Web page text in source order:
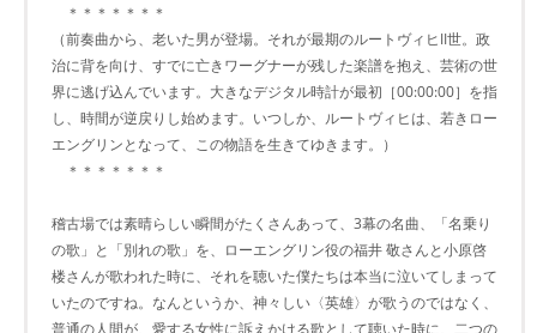
＊＊＊＊＊＊＊
（前奏曲から、老いた男が登場。それが最期のルートヴィヒII世。政
治に背を向け、すでに亡きワーグナーが残した楽譜を抱え、芸術の世
界に逃げ込んでいます。大きなデジタル時計が最初［00:00:00］を指
し、時間が逆戻りし始めます。いつしか、ルートヴィヒは、若きロー
エングリンとなって、この物語を生きてゆきます。）
＊＊＊＊＊＊＊
稽古場では素晴らしい瞬間がたくさんあって、3幕の名曲、「名乗り
の歌」と「別れの歌」を、ローエングリン役の福井 敬さんと小原啓
楼さんが歌われた時に、それを聴いた僕たちは本当に泣いてしまって
いたのですね。なんというか、神々しい〈英雄〉が歌うのではなく、
普通の人間が、愛する女性に訴えかける歌として聴いた時に、二つの